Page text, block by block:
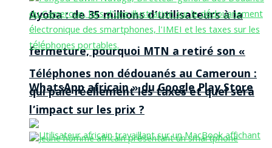
Ayoba : de 35 millions d’utilisateurs à la
fermeture, pourquoi MTN a retiré son «
WhatsApp africain » du Google Play Store
Téléphones non dédouanés au Cameroun :
qui paie réellement les taxes et quel sera
l’impact sur les prix ?